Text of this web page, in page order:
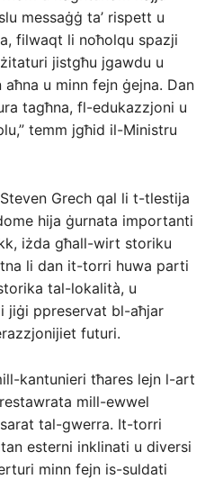
messaġġ ta’ rispett u
filwaqt li noħolqu spazji
jistgħu jgawdu u
u minn fejn ġejna. Dan
tagħna, fl-edukazzjoni u
temm jgħid il-Ministru
Grech qal li t-tlestija
hija ġurnata importanti
iżda għall-wirt storiku
li dan it-torri huwa parti
tal-lokalità, u
jiġi ppreservat bl-aħjar
futuri.
kantunieri tħares lejn l-art
mill-ewwel
tal-gwerra. It-torri
esterni inklinati u diversi
minn fejn is-suldati